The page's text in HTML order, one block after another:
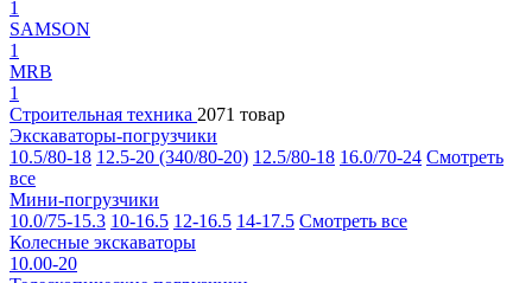
1
SAMSON
1
MRB
1
Строительная техника 2071 товар
Экскаваторы-погрузчики
10.5/80-18 12.5-20 (340/80-20) 12.5/80-18 16.0/70-24 Смотреть
все
Мини-погрузчики
10.0/75-15.3 10-16.5 12-16.5 14-17.5 Смотреть все
Колесные экскаваторы
10.00-20